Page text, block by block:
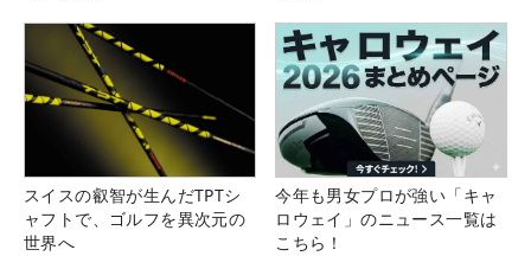
スイスの叡智が生んだTPTシ
ャフトで、ゴルフを異次元の
世界へ
今年も男女プロが強い「キャ
ロウェイ」のニュース一覧は
こちら！